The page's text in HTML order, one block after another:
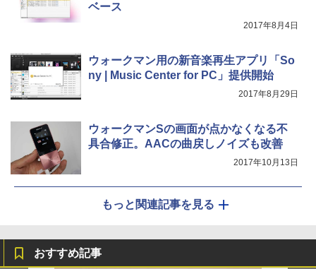
ベース
2017年8月4日
ウォークマン用の新音楽再生アプリ「So
ny | Music Center for PC」提供開始
2017年8月29日
ウォークマンSの画面が点かなくなる不
具合修正。AACの曲戻しノイズも改善
2017年10月13日
もっと関連記事を見る
おすすめ記事